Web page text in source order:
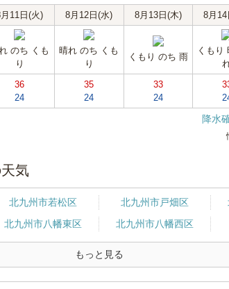
11日(火) 8月12日(水) 8月13日(木) 8月14
のち くも
り
晴れ のち くも
り
くもり のち 雨
くもり
36
24
35
24
33
24
降水
気
北九州市若松区 北九州市戸畑区
北九州市八幡東区 北九州市八幡西区
もっと見る